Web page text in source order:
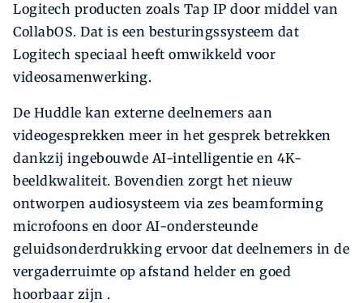
Logitech producten zoals Tap IP door middel van
CollabOS. Dat is een besturingssysteem dat
Logitech speciaal heeft omwikkeld voor
videosamenwerking.
De Huddle kan externe deelnemers aan
videogesprekken meer in het gesprek betrekken
dankzij ingebouwde AI-intelligentie en 4K-
beeldkwaliteit. Bovendien zorgt het nieuw
ontworpen audiosysteem via zes beamforming
microfoons en door AI-ondersteunde
geluidsonderdrukking ervoor dat deelnemers in de
vergaderruimte op afstand helder en goed
hoorbaar zijn .